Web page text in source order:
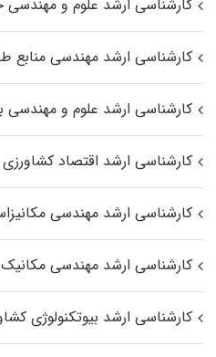
کارشناسی ارشد علوم و مهندسی
کارشناسی ارشد مهندسی منابع
کارشناسی ارشد علوم و مهندسی
کارشناسی ارشد اقتصاد کشاورزی
کارشناسی ارشد مهندسی
کارشناسی ارشد مهندسی
کارشناسی ارشد بیوتکنولوژی